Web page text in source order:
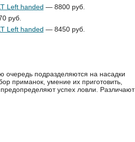
Left handed — 8800 руб.
руб.
Left handed — 8450 руб.
очередь подраз­деляются на насадки
приманок, уме­ние их приготовить,
успех ловли. Разли­чают